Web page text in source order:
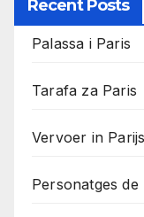
Recent Posts
Palassa i Paris
Tarafa za Paris
Vervoer in Parijs
Personatges